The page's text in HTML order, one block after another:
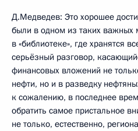
Д.Медведев: Это хорошее
были в одном из таких важных
в «библиотеке», где хранятся
серьёзный разговор,
финансовых вложений не
нефти, но и в разведку
к сожалению, в последнее
обратить самое пристальное
не только, естественно,